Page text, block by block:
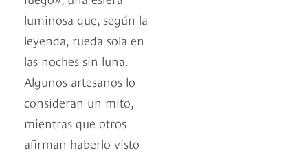
luminosa que, según la
leyenda, rueda sola en
las noches sin luna.
Algunos artesanos lo
consideran un mito,
mientras que otros
afirman haberlo visto